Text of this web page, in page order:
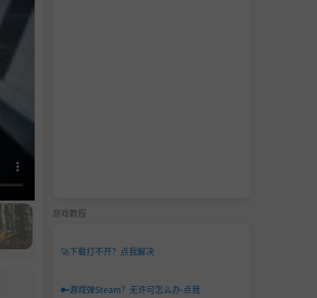
游戏教程
🚀下载打不开？点我解决
🔑游戏弹Steam？无许可怎么办-点我